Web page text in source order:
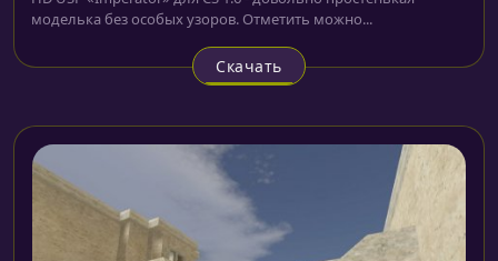
моделька без особых узоров. Отметить можно...
Скачать